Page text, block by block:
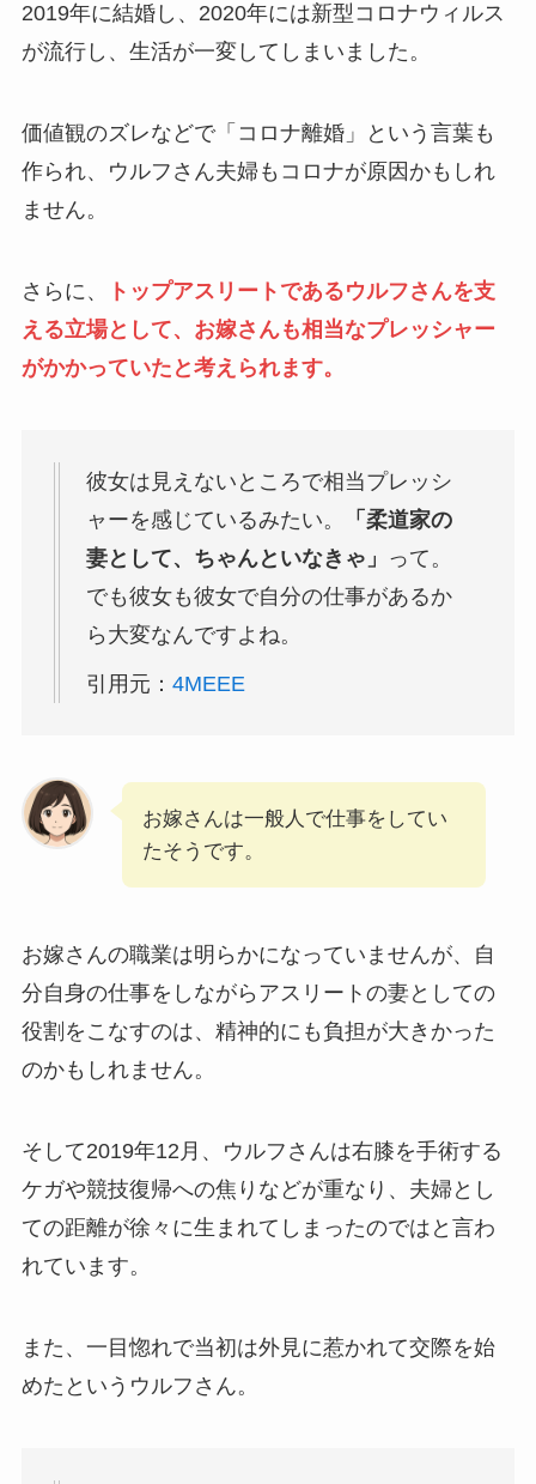
2019年に結婚し、2020年には新型コロナウィルス
が流行し、生活が一変してしまいました。
価値観のズレなどで「コロナ離婚」という言葉も
作られ、ウルフさん夫婦もコロナが原因かもしれ
ません。
さらに、
トップアスリートであるウルフさんを支
える立場として、お嫁さんも相当なプレッシャー
がかかっていたと考えられます。
彼女は見えないところで相当プレッシ
ャーを感じているみたい。
「柔道家の
妻として、ちゃんといなきゃ」 って。
でも彼女も彼女で自分の仕事があるか
ら大変なんですよね。
引用元： 4MEEE
お嫁さんは一般人で仕事をしてい
たそうです。
お嫁さんの職業は明らかになっていませんが、自
分自身の仕事をしながらアスリートの妻としての
役割をこなすのは、精神的にも負担が大きかった
のかもしれません。
そして2019年12月、ウルフさんは右膝を手術する
ケガや競技復帰への焦りなどが重なり、夫婦とし
ての距離が徐々に生まれてしまったのではと言わ
れています。
また、一目惚れで当初は外見に惹かれて交際を始
めたというウルフさん。